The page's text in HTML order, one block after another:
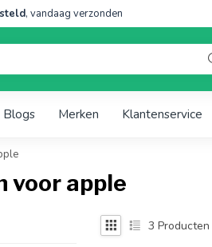
, vandaag verzonden
Blogs Merken Klantenservice
voor apple
3 Producten